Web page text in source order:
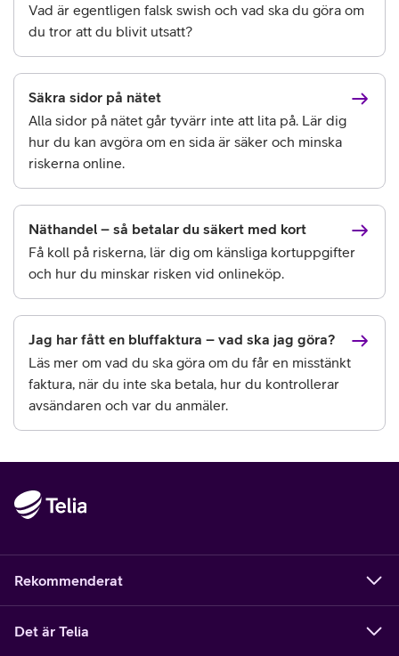
Vad är egentligen falsk swish och vad ska du göra om
du tror att du blivit utsatt?
Säkra sidor på nätet
Alla sidor på nätet går tyvärr inte att lita på. Lär dig
hur du kan avgöra om en sida är säker och minska
riskerna online.
Näthandel – så betalar du säkert med kort
Få koll på riskerna, lär dig om känsliga kortuppgifter
och hur du minskar risken vid onlineköp.
Jag har fått en bluffaktura – vad ska jag göra?
Läs mer om vad du ska göra om du får en misstänkt
faktura, när du inte ska betala, hur du kontrollerar
avsändaren och var du anmäler.
Rekommenderat
Det är Telia